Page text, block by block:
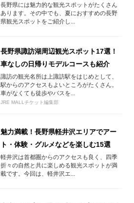
も紹介
長野県には魅力的な観光スポットがたくさん
あります。その中でも、夏におすすめの長野
県観光スポットをご紹介し...
長野県諏訪湖周辺観光スポット17選！
車なしの日帰りモデルコースも紹介
諏訪の観光名所は上諏訪駅をはじめとして、
駅からのアクセスもよいところがたくさん。
車がなくても徒歩やバスを...
JRE MALLチケット編集部
魅力満載！長野県軽井沢エリアでアー
ト・体験・グルメなどを楽しむ15選
軽井沢は首都圏からのアクセスも良く、四季
折々の自然と共に楽しめる観光スポットが満
載です。今回は、軽井沢エ...